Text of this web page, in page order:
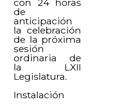
con 24 horas
de
anticipación
la celebración
de la próxima
sesión
ordinaria de
la LXII
Legislatura.
Instalación